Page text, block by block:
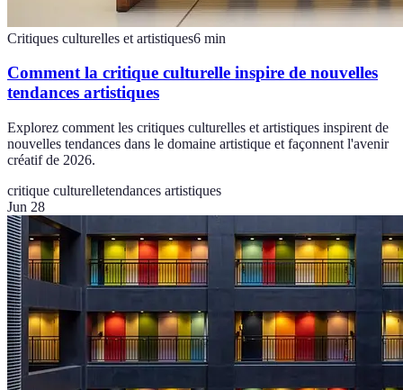
Critiques culturelles et artistiques6 min
Comment la critique culturelle inspire de nouvelles
tendances artistiques
Explorez comment les critiques culturelles et artistiques inspirent de
nouvelles tendances dans le domaine artistique et façonnent l'avenir
créatif de 2026.
critique culturelletendances artistiques
Jun 28